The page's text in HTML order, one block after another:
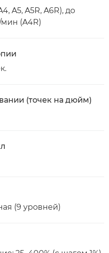
A5, A5R, A6R), до
мин (A4R)
(точек на дюйм)
(9 уровней)